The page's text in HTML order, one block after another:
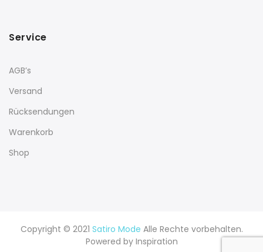
Service
AGB’s
Versand
Rücksendungen
Warenkorb
Shop
Copyright © 2021 Satiro Mode Alle Rechte vorbehalten.
Powered by Inspiration